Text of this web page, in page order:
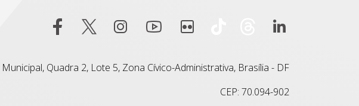
Quadra 2, Lote 5, Zona Cívico-Administrativa, Brasília - DF
CEP: 70.094-902